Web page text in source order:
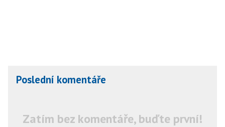
Poslední komentáře
Zatím bez komentáře, buďte první!